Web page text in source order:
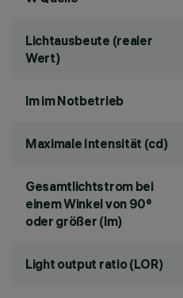
Lichtausbeute (realer
Wert)
lm im Notbetrieb
Maximale Intensität (cd)
Gesamtlichtstrom bei
einem Winkel von 90°
oder größer (lm)
Light output ratio (LOR)